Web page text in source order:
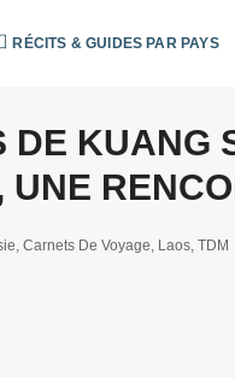
RÉCITS & GUIDES PAR PAYS
KUANG
, Carnets De Voyage, Laos, TDM